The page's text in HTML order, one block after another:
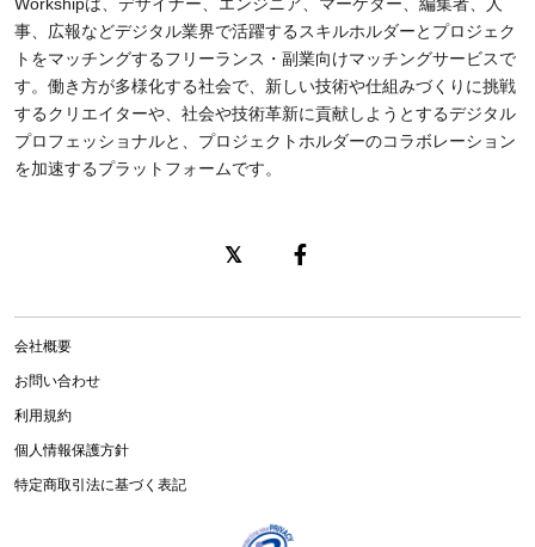
事、広報などデジタル業界で活躍するスキルホルダーとプロジェク
トをマッチングするフリーランス・副業向けマッチングサービスで
す。働き方が多様化する社会で、新しい技術や仕組みづくりに挑戦
するクリエイターや、社会や技術革新に貢献しようとするデジタル
プロフェッショナルと、プロジェクトホルダーのコラボレーション
を加速するプラットフォームです。
会社概要
お問い合わせ
利用規約
個人情報保護方針
特定商取引法に基づく表記